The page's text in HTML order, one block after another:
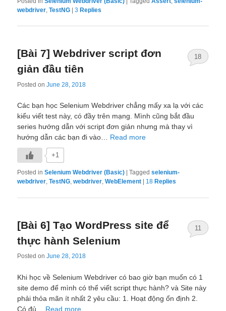
webdriver ,TestNG |3 Replies
[Bài 7] Webdriver script đơn
giản đầu tiên
Posted onJune 28, 2018
18
Các bạn học Selenium Webdriver chẳng mấy xa lạ với các
kiểu viết test này, có đầy trên mạng. Mình cũng bắt đầu
series hướng dẫn với script đơn giản nhưng mà thay vì
hướng dẫn các bạn đi vào… Read more
+1
Posted in Selenium Webdriver (Basic) |Tagged selenium-
webdriver,TestNG,webdriver,WebElement 18 Replies
[Bài 6] Tạo WordPress site để
thực hành Selenium
Posted onJune 28, 2018
11
Khi học về Selenium Webdriver có bao giờ bạn muốn có 1
site demo để mình có thể viết script thực hành? và Site này
phải thỏa mãn ít nhất 2 yêu cầu: 1. Hoạt động ổn định 2.
Có đủ… Read more